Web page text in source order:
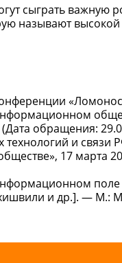
сыграть важную
называют
обращения:
и
17 марта
и др.]. — М.: